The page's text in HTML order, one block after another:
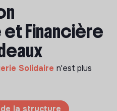
et Financière
Solidaire n'est plus
la structure